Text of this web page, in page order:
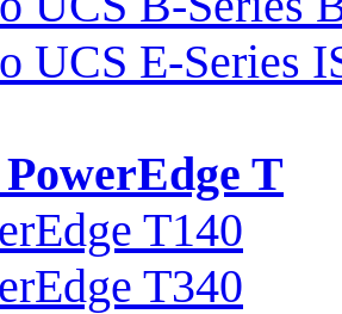
UCS E-Series
T
T140
T340